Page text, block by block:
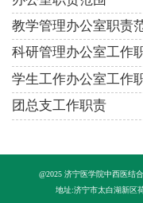
教学管理办公室职责
科研管理办公室工作
学生工作办公室工作
团总支工作职责
@2025 济宁医学院中西医结
地址:济宁市太白湖新区